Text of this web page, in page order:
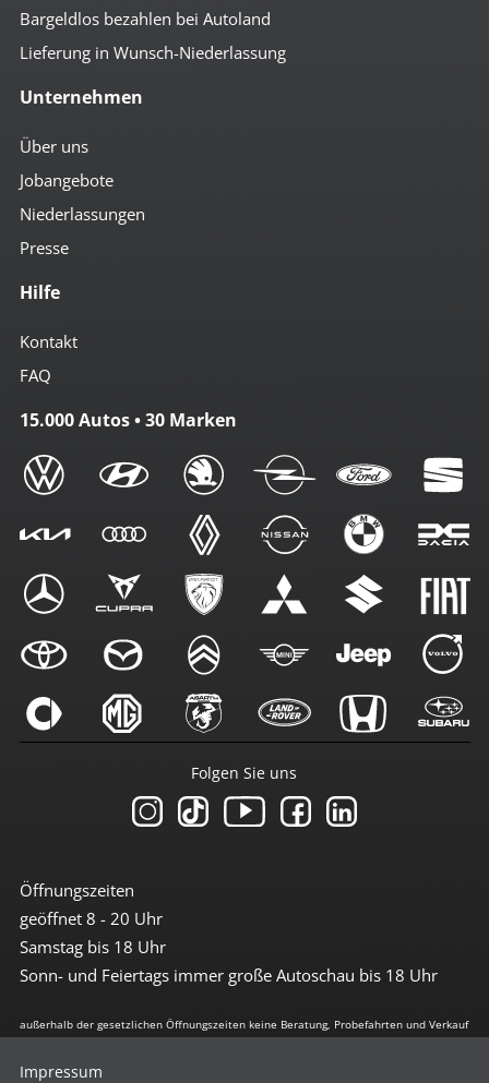
Bargeldlos bezahlen bei Autoland
Lieferung in Wunsch-Niederlassung
Unternehmen
Über uns
Jobangebote
Niederlassungen
Presse
Hilfe
Kontakt
FAQ
15.000 Autos • 30 Marken
Öffnungszeiten
geöffnet 8 - 20 Uhr
Samstag bis 18 Uhr
Sonn- und Feiertags immer große Autoschau bis 18 Uhr
Folgen Sie uns
außerhalb der gesetzlichen Öffnungszeiten keine Beratung, Probefahrten und Verkauf
Impressum